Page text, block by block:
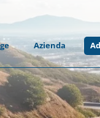
Azienda